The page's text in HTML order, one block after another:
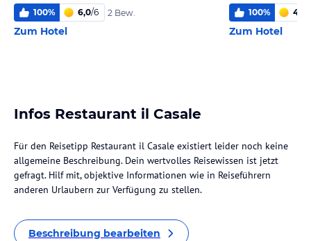
100% 6,0/6 2 Bew.
Zum Hotel
100% 4,9
Zum Hotel
Infos Restaurant il Casale
Für den Reisetipp Restaurant il Casale existiert leider noch keine
allgemeine Beschreibung. Dein wertvolles Reisewissen ist jetzt
gefragt. Hilf mit, objektive Informationen wie in Reiseführern
anderen Urlaubern zur Verfügung zu stellen.
Beschreibung bearbeiten